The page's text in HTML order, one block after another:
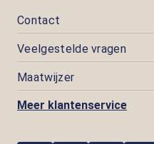
Contact
Veelgestelde vragen
Maatwijzer
Meer klantenservice